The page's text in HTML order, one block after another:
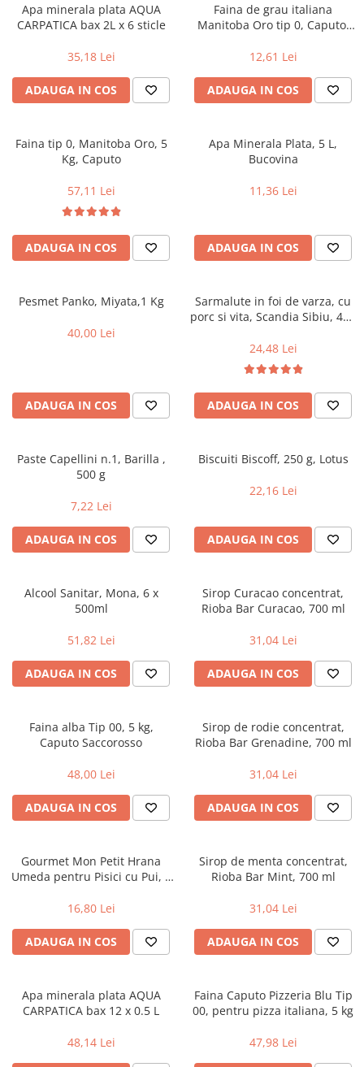
Sosuri si dressinguri
Condimente
Faina, orez & alte alimente de baza
Paste fainoase si cereale
Cafea si ceai
Gem, miere si alte creme
tartinabile
Conserve
Chipsuri & Snacksuri
Bauturi Non-Alcoolice
Bauturi carbogazoase
Bauturi energizante
Hartie igienica
Dezinfectant toaleta
Odorizant toaleta
Detergent vase
Solutii suprafete bucatarie
Saci menajeri
Bureti vase si lavete
Prosoape de hartie si servetele
Manusi unica folosinta
Accesorii maturi, mopuri & galeti
Produse curatare casa si exterior
Solutii dezinfectante
Servetele umede antibacteriene
Solutie curatat mobila
Solutie curatat podele
Solutie curatat covoare
Produse ingrijire incaltaminte si
accesorii
Masini curatat pardoseli
Organizare si depozitare
Cutii depozitare
Umerase pentru haine si suporturi
incaltaminte
Baterii, acumulatori si
incarcatoare
Servetele umede antibacteriene
pentru maini
Tratamente ingrijire corp
Deodorante si antiperspirante
Ceara, benzi si creme depilatoare
Sapun dezinfectant
Ingrijire par
Sampon de par
Balsam de par
Tratamente si masca de par
Vopsea de par si oxidant
Ceara de par si gel
Produse ingrijire barba si mustata
Igiena intima
Tampoane si absorbante
Scutece adulti
Produse autobronzante
Produse cu protectie solara
Igiena dentara
Pasta de dinti
Produse manichiura & pedichiura
Dizolvante si tratamente pentru
Produse dezinfectante
Consumabile sanitare
Uniforme medicale de unica
Apa minerala plata AQUA
CARPATICA bax 2L x 6 sticle
35,18 Lei
ADAUGA IN COS
Faina de grau italiana
Manitoba Oro tip 0, Caputo,
12,61 Lei
ADAUGA IN COS
Faina tip 0, Manitoba Oro, 5
Kg, Caputo
57,11 Lei
ADAUGA IN COS
Apa Minerala Plata, 5 L,
Bucovina
11,36 Lei
ADAUGA IN COS
Pesmet Panko, Miyata,1 Kg
40,00 Lei
ADAUGA IN COS
Sarmalute in foi de varza, cu
porc si vita, Scandia Sibiu, 400
24,48 Lei
ADAUGA IN COS
Paste Capellini n.1, Barilla ,
500 g
7,22 Lei
ADAUGA IN COS
Biscuiti Biscoff, 250 g, Lotus
22,16 Lei
ADAUGA IN COS
Alcool Sanitar, Mona, 6 x
500ml
51,82 Lei
ADAUGA IN COS
Sirop Curacao concentrat,
Rioba Bar Curacao, 700 ml
31,04 Lei
ADAUGA IN COS
Faina alba Tip 00, 5 kg,
Caputo Saccorosso
48,00 Lei
ADAUGA IN COS
Sirop de rodie concentrat,
Rioba Bar Grenadine, 700 ml
31,04 Lei
ADAUGA IN COS
Gourmet Mon Petit Hrana
Umeda pentru Pisici cu Pui, 6
16,80 Lei
ADAUGA IN COS
Sirop de menta concentrat,
Rioba Bar Mint, 700 ml
31,04 Lei
ADAUGA IN COS
Apa minerala plata AQUA
CARPATICA bax 12 x 0.5 L
48,14 Lei
Faina Caputo Pizzeria Blu Tip
00, pentru pizza italiana, 5 kg
47,98 Lei